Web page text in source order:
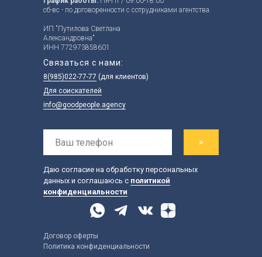
сб-вс - по договоренности с сотрудниками агентства.
ИП "Путилова Светлана
Александровна"
ИНН 772973858601
8(985)022-77-77 (для клиентов)
Для соискателей
info@goodpeople.agency
Договор оферты
Политика конфиденциальности
>
Даю согласие на обработку персональных
данных и соглашаюсь с политикой
конфиденциальности
Связаться с нами: